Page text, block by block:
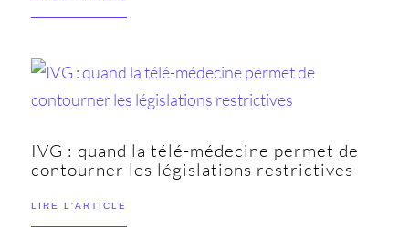
IVG : quand la télé-médecine permet de
contourner les législations restrictives
LIRE L'ARTICLE